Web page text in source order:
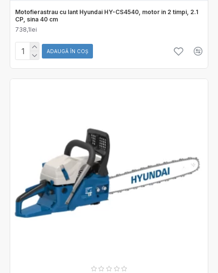
Motofierastrau cu lant Hyundai HY-CS4540, motor in 2 timpi, 2.1
CP, sina 40 cm
738,1lei
ADAUGĂ ÎN COŞ